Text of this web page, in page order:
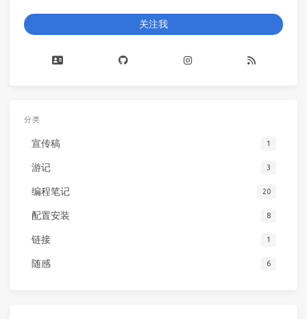
关注我
分类
宣传稿 1
游记 3
编程笔记 20
配置安装 8
链接 1
随感 6